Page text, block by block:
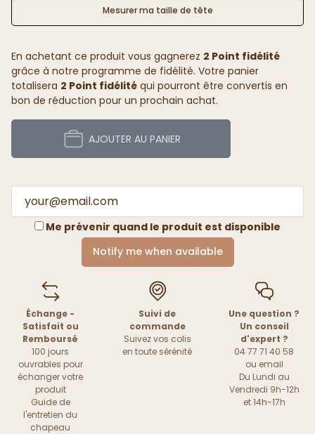
Mesurer ma taille de tête
En achetant ce produit vous gagnerez 2 Point fidélité
grâce à notre programme de fidélité. Votre panier
totalisera 2 Point fidélité qui pourront être convertis en
bon de réduction pour un prochain achat.
AJOUTER AU PANIER
Me prévenir quand le produit est disponible
Notify me when available
Échange -
Satisfait ou
Remboursé
100 jours
ouvrables pour
échanger votre
produit
Guide de
l'entretien du
chapeau
Suivi de
commande
Suivez vos colis
en toute sérénité
Une question ?
Un conseil
d'expert ?
04 77 71 40 58
ou email
Du Lundi au
Vendredi 9h-12h
et 14h-17h